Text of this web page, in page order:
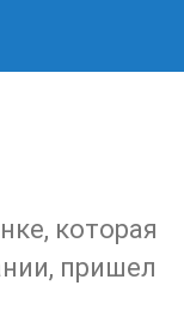
которая
пришел